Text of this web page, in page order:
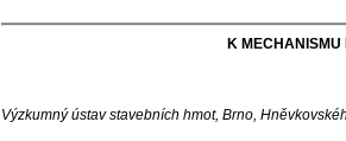
K
Výzkumný ústav stavebních hmot, Brno,